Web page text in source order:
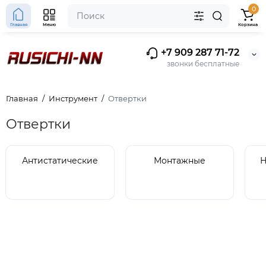
+7 909 287 71-72
звонки бесплатные
Главная Меню
0
Корзина
Главная Инструмент Отвертки
Отвертки
Антистатические Монтажные